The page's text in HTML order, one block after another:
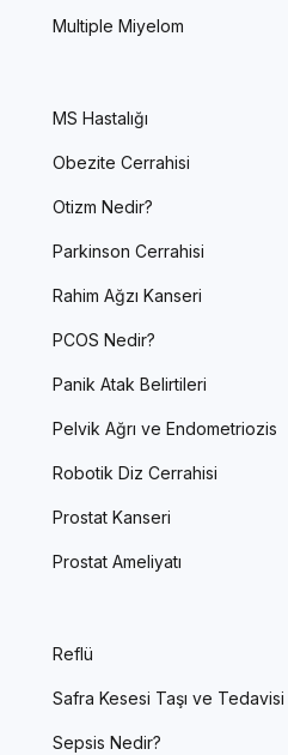
Multiple Miyelom
MS Hastalığı
Obezite Cerrahisi
Otizm Nedir?
Parkinson Cerrahisi
Rahim Ağzı Kanseri
PCOS Nedir?
Panik Atak Belirtileri
Pelvik Ağrı ve Endometriozis
Robotik Diz Cerrahisi
Prostat Kanseri
Prostat Ameliyatı
Reflü
Safra Kesesi Taşı ve Tedavisi
Sepsis Nedir?